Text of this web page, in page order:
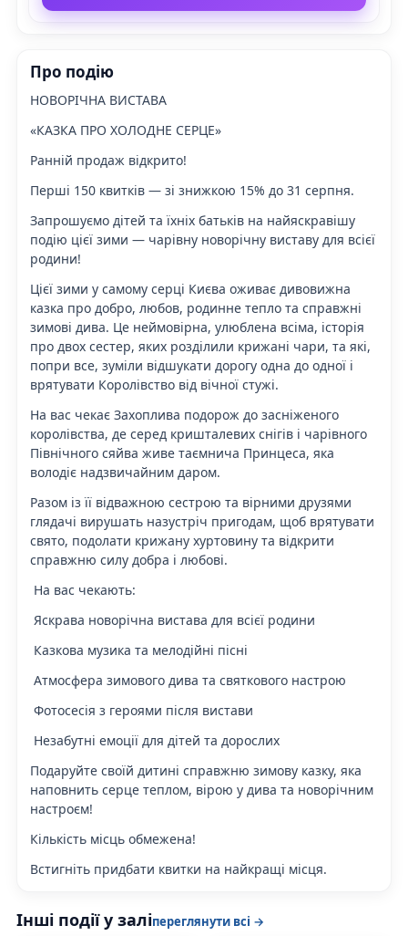
Про подію
НОВОРІЧНА ВИСТАВА
«КАЗКА ПРО ХОЛОДНЕ СЕРЦЕ»
Ранній продаж відкрито!
Перші 150 квитків — зі знижкою 15% до 31 серпня.
Запрошуємо дітей та їхніх батьків на найяскравішу
подію цієї зими — чарівну новорічну виставу для всієї
родини!
Цієї зими у самому серці Києва оживає дивовижна
казка про добро, любов, родинне тепло та справжні
зимові дива. Це неймовірна, улюблена всіма, історія
про двох сестер, яких розділили крижані чари, та які,
попри все, зуміли відшукати дорогу одна до одної і
врятувати Королівство від вічної стужі.
На вас чекає Захоплива подорож до засніженого
королівства, де серед кришталевих снігів і чарівного
Північного сяйва живе таємнича Принцеса, яка
володіє надзвичайним даром.
Разом із її відважною сестрою та вірними друзями
глядачі вирушать назустріч пригодам, щоб врятувати
свято, подолати крижану хуртовину та відкрити
справжню силу добра і любові.
На вас чекають:
Яскрава новорічна вистава для всієї родини
Казкова музика та мелодійні пісні
Атмосфера зимового дива та святкового настрою
Фотосесія з героями після вистави
Незабутні емоції для дітей та дорослих
Подаруйте своїй дитині справжню зимову казку, яка
наповнить серце теплом, вірою у дива та новорічним
настроєм!
Кількість місць обмежена!
Встигніть придбати квитки на найкращі місця.
Інші події у заліпереглянути всі →